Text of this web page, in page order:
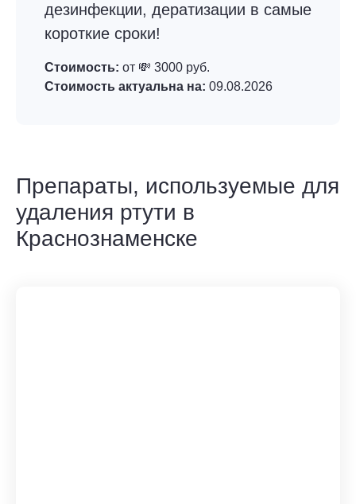
дезинфекции, дератизации в самые
короткие сроки!
Стоимость: от 💸 3000 руб.
Стоимость актуальна на: 09.08.2026
Препараты, используемые для
удаления ртути в
Краснознаменске